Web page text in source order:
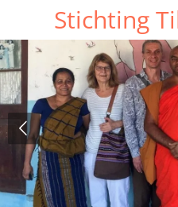
naar
de
hoofdinhoud
Stichting